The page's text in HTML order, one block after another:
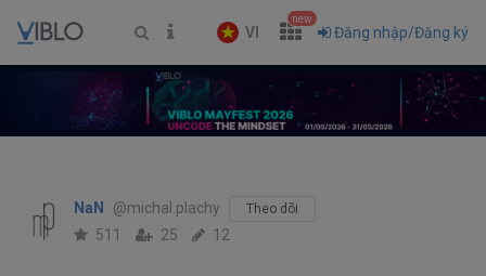
VI
new
Đăng nhập/Đăng ký
NaN @michal.plachy Theo dõi
511 25 12